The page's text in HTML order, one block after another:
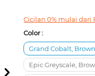
Cicilan 0% mulai dari
Color :
Grand Cobalt,
Epic Greyscale,